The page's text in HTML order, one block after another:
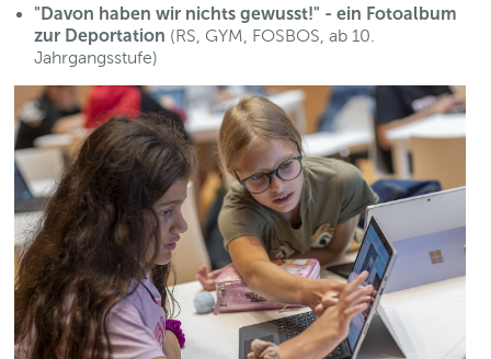
"Davon haben wir nichts gewusst!" - ein Fotoalbum
zur Deportation (RS, GYM, FOSBOS, ab 10.
Jahrgangsstufe)